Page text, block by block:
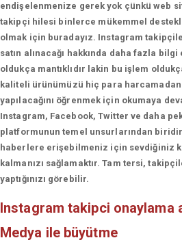
endişelenmenize gerek yok çünkü web
takipçi hilesi binlerce mükemmel
olmak için buradayız. Instagram
satın alınacağı hakkında daha fazla
oldukça mantıklıdır lakin bu işlem
kaliteli ürünümüzü hiç para harcamadan
yapılacağını öğrenmek için okumaya
Instagram, Facebook, Twitter ve daha
platformunun temel unsurlarından
haberlere erişebilmeniz için sevdiğiniz
kalmanızı sağlamaktır. Tam tersi,
yaptığınızı görebilir.
Instagram takipci onaylama
Medya ile büyütme